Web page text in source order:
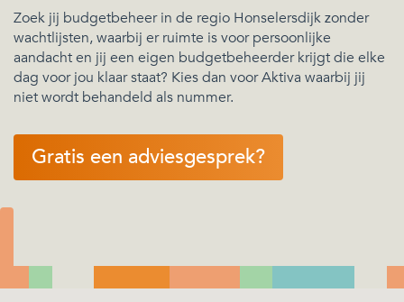
Zoek jij budgetbeheer in de regio Honselersdijk zonder
wachtlijsten, waarbij er ruimte is voor persoonlijke
aandacht en jij een eigen budgetbeheerder krijgt die elke
dag voor jou klaar staat? Kies dan voor Aktiva waarbij jij
niet wordt behandeld als nummer.
Gratis een adviesgesprek?